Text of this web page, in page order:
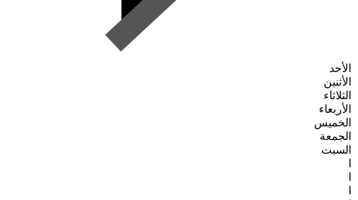
الأحد
الأثنين
الثلاثاء
الأربعاء
الخميس
الجمعة
السبت
ا
ا
ا